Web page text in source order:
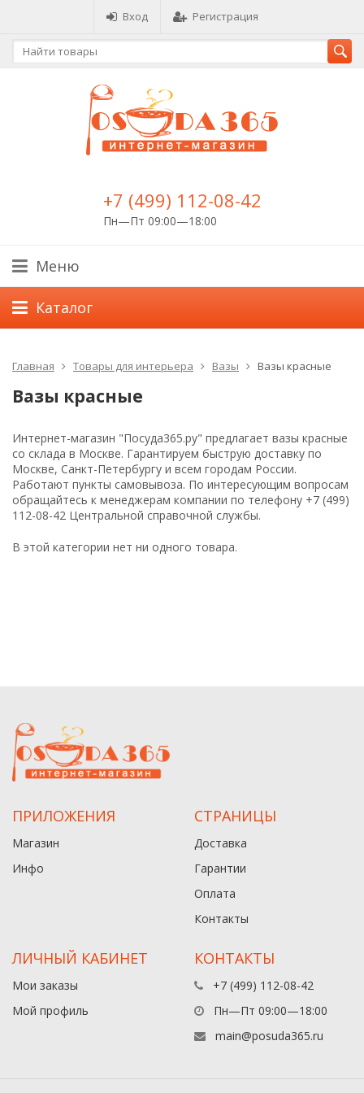
Вход Регистрация
+7 (499) 112-08-42
Пн—Пт 09:00—18:00
Меню
Каталог
Главная Товары для интерьера Вазы Вазы красные
Вазы красные
Интернет-магазин "Посуда365.ру" предлагает вазы красные
со склада в Москве. Гарантируем быструю доставку по
Москве, Санкт-Петербургу и всем городам России.
Работают пункты самовывоза. По интересующим вопросам
обращайтесь к менеджерам компании по телефону +7 (499)
112-08-42 Центральной справочной службы.
В этой категории нет ни одного товара.
ПРИЛОЖЕНИЯ
Магазин
Инфо
СТРАНИЦЫ
Доставка
Гарантии
Оплата
Контакты
ЛИЧНЫЙ КАБИНЕТ
Мои заказы
Мой профиль
КОНТАКТЫ
+7 (499) 112-08-42
Пн—Пт 09:00—18:00
main@posuda365.ru